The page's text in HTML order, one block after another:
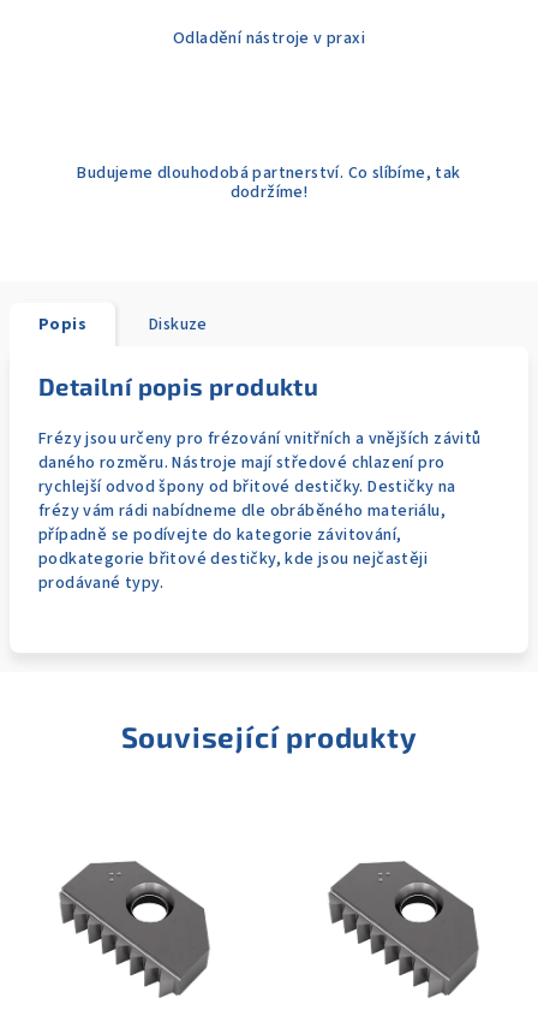
Odladění nástroje v praxi
Budujeme dlouhodobá partnerství. Co slíbíme, tak
dodržíme!
Popis Diskuze
Detailní popis produktu
Frézy jsou určeny pro frézování vnitřních a vnějších závitů
daného rozměru. Nástroje mají středové chlazení pro
rychlejší odvod špony od břitové destičky. Destičky na
frézy vám rádi nabídneme dle obráběného materiálu,
případně se podívejte do kategorie závitování,
podkategorie břitové destičky, kde jsou nejčastěji
prodávané typy.
Související produkty